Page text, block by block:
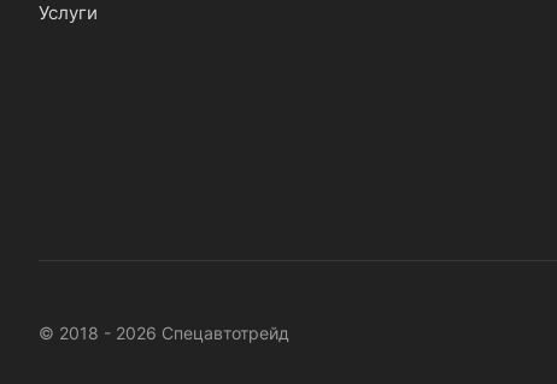
Услуги
© 2018 - 2026 Спецавтотрейд